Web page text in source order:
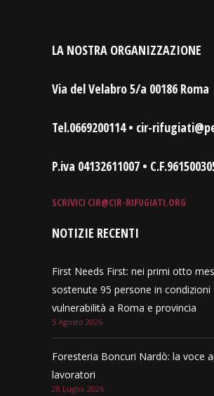
LA NOSTRA ORGANIZZAZIONE
Via del Velabro 5/a 00186 Roma
Tel.0669200114 • cir-
P.iva 04132611007 •
SCRIVICI CIR@CIR-RIFUGIATI.ORG
NOTIZIE RECENTI
First Needs First: nei primi otto
sostenute 95 persone in condizioni
vulnerabilità a Roma e provincia
5 Agosto 2026
Foresteria Boncuri Nardò: la voce ai
lavoratori
28 Luglio 2026